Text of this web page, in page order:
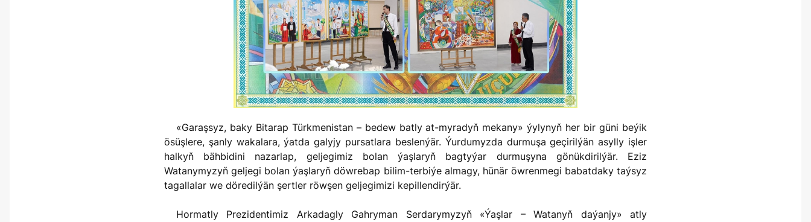
«Garaşsyz, baky Bitarap Türkmenistan – bedew batly at-myradyň mekany» ýylynyň her bir güni beýik
ösüşlere, şanly wakalara, ýatda galyjy pursatlara beslenýär. Ýurdumyzda durmuşa geçirilýän asylly işler
halkyň bähbidini nazarlap, geljegimiz bolan ýaşlaryň bagtyýar durmuşyna gönükdirilýär. Eziz
Watanymyzyň geljegi bolan ýaşlaryň döwrebap bilim-terbiýe almagy, hünär öwrenmegi babatdaky taýsyz
tagallalar we döredilýän şertler röwşen geljegimizi kepillendirýär.
Hormatly Prezidentimiz Arkadagly Gahryman Serdarymyzyň «Ýaşlar – Watanyň daýanjy» atly